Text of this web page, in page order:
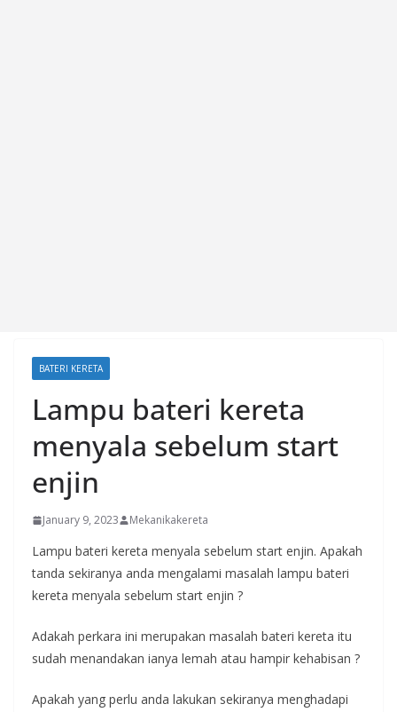
BATERI KERETA
Lampu bateri kereta
menyala sebelum start
enjin
January 9, 2023 Mekanikakereta
Lampu bateri kereta menyala sebelum start enjin. Apakah
tanda sekiranya anda mengalami masalah lampu bateri
kereta menyala sebelum start enjin ?
Adakah perkara ini merupakan masalah bateri kereta itu
sudah menandakan ianya lemah atau hampir kehabisan ?
Apakah yang perlu anda lakukan sekiranya menghadapi